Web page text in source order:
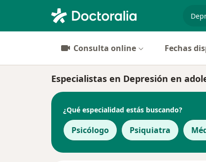
Consulta online Fechas
Especialistas en Depresión en
¿Qué especialidad estás buscando?
Psicólogo Psiquiatra